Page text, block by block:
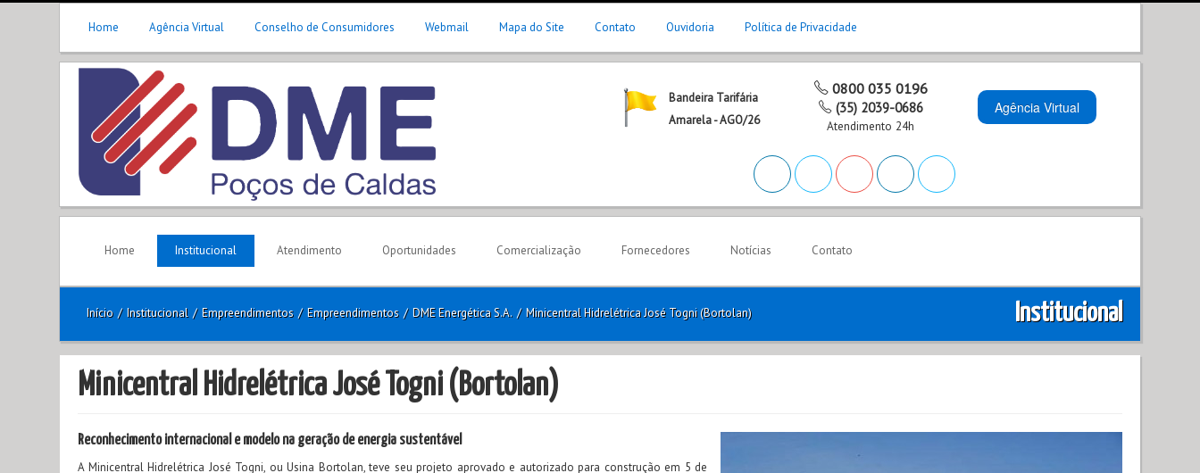
Home Agência Virtual Conselho de Consumidores Webmail Mapa do Site Contato Ouvidoria Política de Privacidade
Bandeira Tarifária
Amarela - AGO/26
0800 035 0196
(35) 2039-0686
Atendimento 24h
Agência Virtual
Home Institucional Atendimento Oportunidades Comercialização Fornecedores Notícias Contato
Início / Institucional / Empreendimentos / Empreendimentos / DME Energética S.A. / Minicentral Hidrelétrica José Togni (Bortolan) Institucional
Minicentral Hidrelétrica José Togni (Bortolan)
Reconhecimento internacional e modelo na geração de energia sustentável
A Minicentral Hidrelétrica José Togni, ou Usina Bortolan, teve seu projeto aprovado e autorizado para construção em 5 de